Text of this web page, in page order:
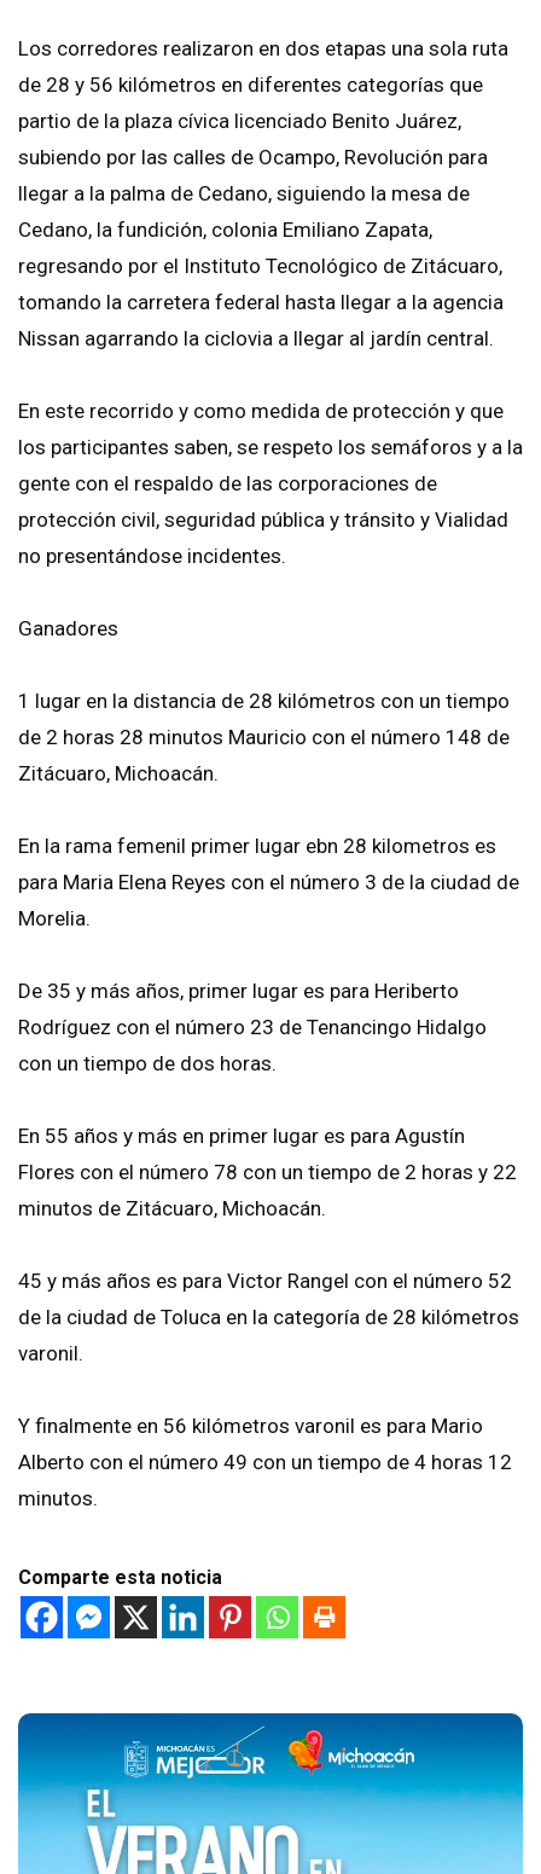
Los corredores realizaron en dos etapas una sola ruta
de 28 y 56 kilómetros en diferentes categorías que
partio de la plaza cívica licenciado Benito Juárez,
subiendo por las calles de Ocampo, Revolución para
llegar a la palma de Cedano, siguiendo la mesa de
Cedano, la fundición, colonia Emiliano Zapata,
regresando por el Instituto Tecnológico de Zitácuaro,
tomando la carretera federal hasta llegar a la agencia
Nissan agarrando la ciclovia a llegar al jardín central.
En este recorrido y como medida de protección y que
los participantes saben, se respeto los semáforos y a la
gente con el respaldo de las corporaciones de
protección civil, seguridad pública y tránsito y Vialidad
no presentándose incidentes.
Ganadores
1 lugar en la distancia de 28 kilómetros con un tiempo
de 2 horas 28 minutos Mauricio con el número 148 de
Zitácuaro, Michoacán.
En la rama femenil primer lugar ebn 28 kilometros es
para Maria Elena Reyes con el número 3 de la ciudad de
Morelia.
De 35 y más años, primer lugar es para Heriberto
Rodríguez con el número 23 de Tenancingo Hidalgo
con un tiempo de dos horas.
En 55 años y más en primer lugar es para Agustín
Flores con el número 78 con un tiempo de 2 horas y 22
minutos de Zitácuaro, Michoacán.
45 y más años es para Victor Rangel con el número 52
de la ciudad de Toluca en la categoría de 28 kilómetros
varonil.
Y finalmente en 56 kilómetros varonil es para Mario
Alberto con el número 49 con un tiempo de 4 horas 12
minutos.
Comparte esta noticia